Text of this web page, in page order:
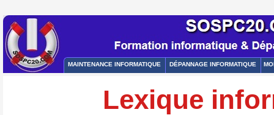
MAINTENANCE INFORMATIQUE DÉPANNAGE INFORMATIQUE
Lexique